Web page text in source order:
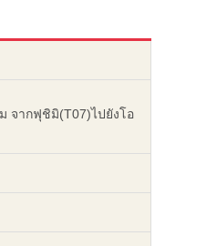
จากฟุชิมิ(T07)ไปยังโอ